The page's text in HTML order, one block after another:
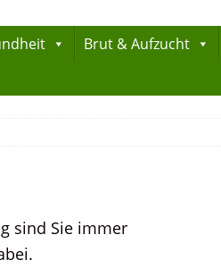
Brut & Aufzucht